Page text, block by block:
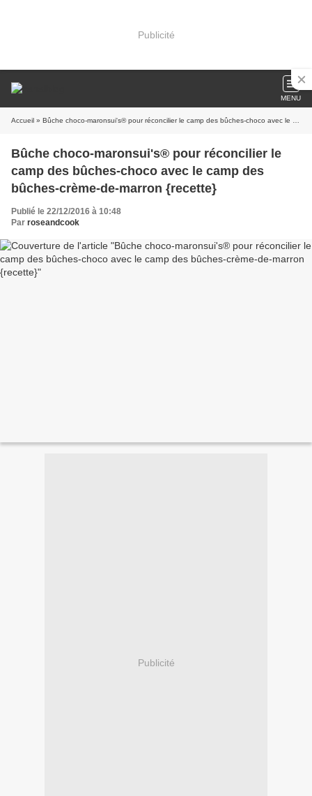
Publicité
MENU
Accueil » Bûche choco-maronsui's® pour réconcilier le camp des bûches-choco avec le camp des bûches-crème-de-marron {recette}
Bûche choco-maronsui's® pour réconcilier le
camp des bûches-choco avec le camp des
bûches-crème-de-marron {recette}
Publié le 22/12/2016 à 10:48
Par roseandcook
Publicité